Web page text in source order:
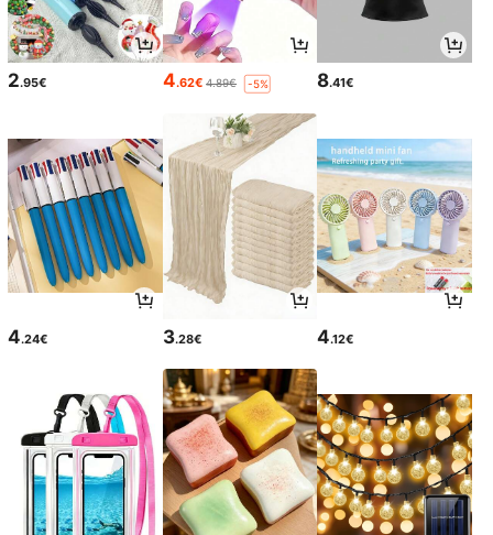
2.95€ 4.62€ 4.89€ -5% 8.41€
4.24€ 3.28€ 4.12€